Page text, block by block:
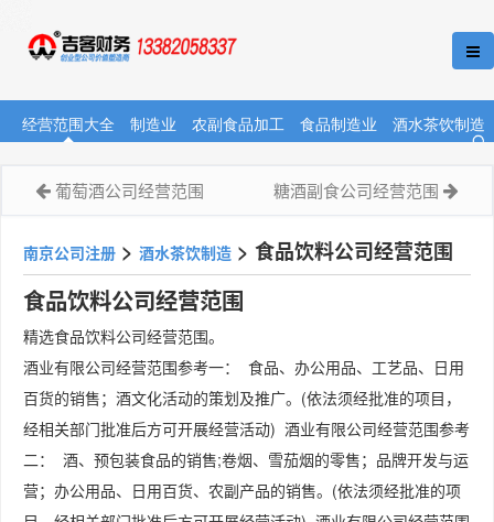
经营范围大全 制造业 农副食品加工 食品制造业 酒水茶饮制造
葡萄酒公司经营范围 糖酒副食公司经营范围
南京公司注册 > 酒水茶饮制造 > 食品饮料公司经营范围
食品饮料公司经营范围
精选食品饮料公司经营范围。
酒业有限公司经营范围参考一： 食品、办公用品、工艺品、日用
百货的销售；酒文化活动的策划及推广。(依法须经批准的项目，
经相关部门批准后方可开展经营活动) 酒业有限公司经营范围参考
二： 酒、预包装食品的销售;卷烟、雪茄烟的零售；品牌开发与运
营；办公用品、日用百货、农副产品的销售。(依法须经批准的项